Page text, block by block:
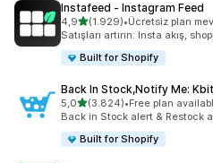
Instafeed ‑ Instagram Feed
4,95 yıldız üzerinden
(1.929)
toplam 1929 değerlendirme
•Ücretsiz plan
Satışları artırın: Insta akış,
Built for Shopify
Back In Stock,Notify Me:
5,05 yıldız üzerinden
(3.824)
toplam 3824 değerlendirme
•Free plan
Back in Stock alert & Restock
Built for Shopify